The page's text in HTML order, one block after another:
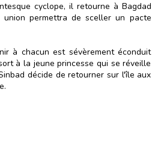
cyclope, il retourne à Bagdad
permettra de sceller un pacte
à chacun est sévèrement éconduit
à la jeune princesse qui se réveille
décide de retourner sur l'île aux